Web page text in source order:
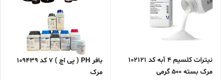
نیترات کلسیم 4 آبه کد 102121
مرک بسته 500 گرمی
بافر PH ( پی اچ ) 7 کد 109439
مرک